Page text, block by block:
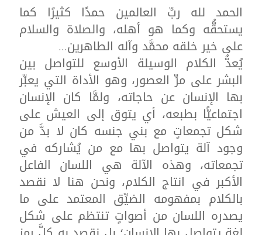
الحمد لله ربِّ العالمين حمدًا كثيرًا كما
يستحقُّه وكما هو أهله، والصلاة والسلام
على خير خلقه محمَّد وآله الطاهرين...
يُعدُّ الكلام الوسيلة الأوسع للتواصل بين
البشر على مرِّ العصور، وهو الأداة التي يعبِّر
بها الإنسان عن حاجاته، ولمَّا كان الإنسان
اجتماعيًّا بطبعه، أي يتوق إلى العيش على
شكل تجمعاتٍ مع بني جنسه كان لا بدَّ من
وجود آلة يتواصل بها مع من يُشاركه في
تجمعاته، وهذه الآلة هي اللسان الفاعل
الأكبر في انتاج الكلام، ونحن هنا لا نقصد
بالكلام بمفهومه الضيِّق المعتمد على ما
يصدره اللسان من أصواتٍ تنتظم على شكل